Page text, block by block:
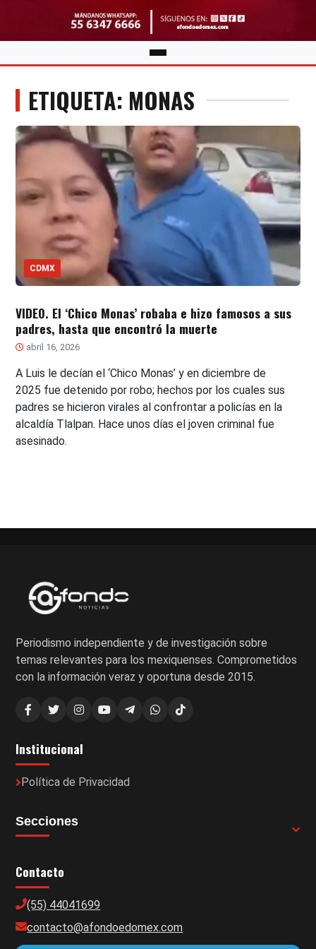
ETIQUETA: MONAS
CDMX
VIDEO. El ‘Chico Monas’ robaba e hizo famosos a sus
padres, hasta que encontró la muerte
abril 16, 2026
A Luis le decían el ‘Chico Monas’ y en diciembre de
2025 fue detenido por robo; hechos por los cuales sus
padres se hicieron virales al confrontar a policías en la
alcaldía Tlalpan. Hace unos días el joven criminal fue
asesinado.
Periodismo independiente y de investigación sobre
temas relevantes para los mexiquenses. Comprometidos
con la información veraz y oportuna desde 2015.
Institucional
Política de Privacidad
Secciones
Contacto
(55) 44041699
contacto@afondoedomex.com